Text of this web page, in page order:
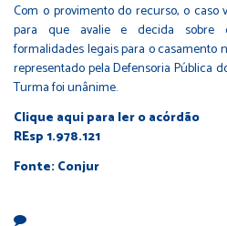
Com o provimento do recurso, o caso
para que avalie e decida sobre
formalidades legais para o casamento
representado pela Defensoria Pública
Turma foi unânime.
Clique aquipara ler o acórdão
REsp 1.978.121
Fonte: Conjur